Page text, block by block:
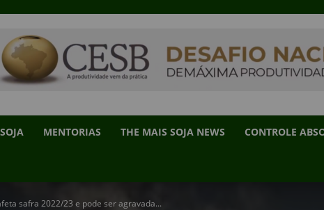
MENTORIAS THE MAIS SOJA NEWS CONTROLE
safra 2022/23 e pode ser agravada...